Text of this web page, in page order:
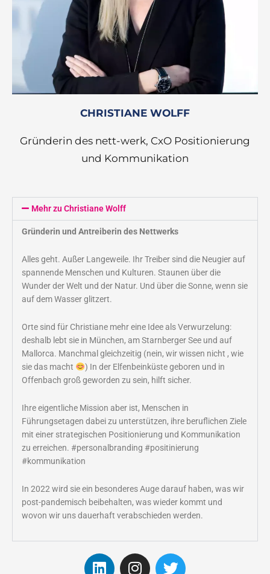
CHRISTIANE WOLFF
Gründerin des nett-werk, CxO Positionierung
und Kommunikation
Mehr zu Christiane Wolff
Gründerin und Antreiberin des Nettwerks
Alles geht. Außer Langeweile. Ihr Treiber sind die Neugier auf
spannende Menschen und Kulturen. Staunen über die
Wunder der Welt und der Natur. Und über die Sonne, wenn sie
auf dem Wasser glitzert.
Orte sind für Christiane mehr eine Idee als Verwurzelung:
deshalb lebt sie in München, am Starnberger See und auf
Mallorca. Manchmal gleichzeitig (nein, wir wissen nicht , wie
sie das macht
) In der Elfenbeinküste geboren und in
Offenbach groß geworden zu sein, hilft sicher.
Ihre eigentliche Mission aber ist, Menschen in
Führungsetagen dabei zu unterstützen, ihre beruflichen Ziele
mit einer strategischen Positionierung und Kommunikation
zu erreichen. #personalbranding #positinierung
#kommunikation
In 2022 wird sie ein besonderes Auge darauf haben, was wir
post-pandemisch beibehalten, was wieder kommt und
wovon wir uns dauerhaft verabschieden werden.
L
I
T